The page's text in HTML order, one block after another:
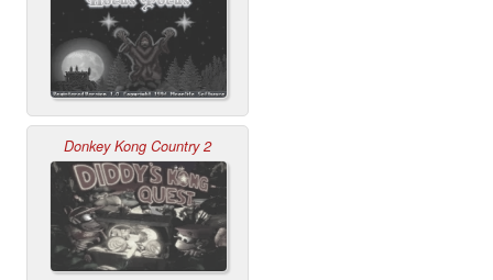
Donkey Kong Country 2